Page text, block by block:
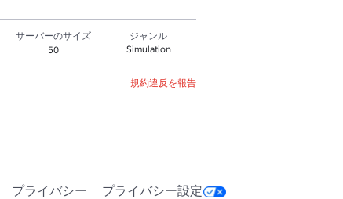
サーバーのサイズ
50
ジャンル
Simulation
規約違反を報告
プライバシー プライバシー設定